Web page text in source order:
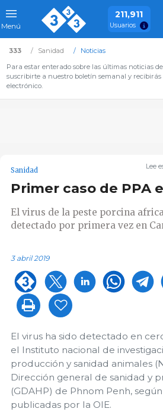
Menú
211,911
Usuarios
333 Sanidad
Noticias
Para estar enterado sobre las últimas noticias
suscribirte a nuestro boletín semanal y
electrónico.
Lee
Sanidad
Primer caso de PPA
El virus de la peste porcina
detectado por primera vez en
3 abril 2019
El virus ha sido detectado en
el Instituto nacional de
producción y sanidad animales
Dirección general de sanidad y
(GDAHP) de Phnom Penh,
publicadas por la OIE.